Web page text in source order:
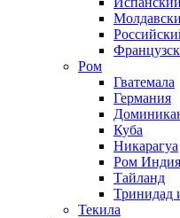
Ром
Гватемала
Германия
Куба
Никарагуа
Ром Индия
Тайланд
Тринидад
Текила